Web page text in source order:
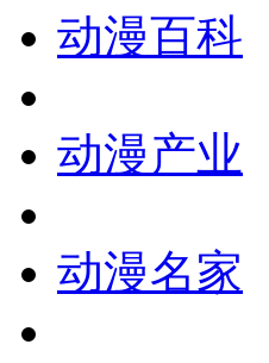
动漫百科
动漫产业
动漫名家